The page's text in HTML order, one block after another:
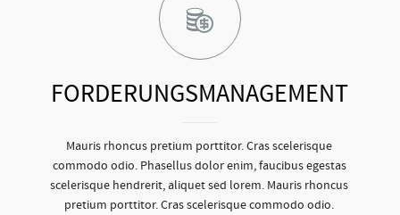
FORDERUNGSMANAGEMENT
Mauris rhoncus pretium porttitor. Cras scelerisque
commodo odio. Phasellus dolor enim, faucibus egestas
scelerisque hendrerit, aliquet sed lorem. Mauris rhoncus
pretium porttitor. Cras scelerisque commodo odio.